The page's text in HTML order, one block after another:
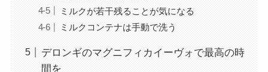
ミルクが若干残ることが気になる
ミルクコンテナは手動で洗う
デロンギのマグニフィカイーヴォで最高の時
間を